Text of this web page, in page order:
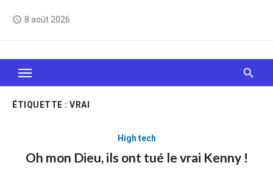
access_time 8 août 2026
Le Web, c'est comme une boîte de chocolats… On
sait jamais sur quoi on va tomber !
ÉTIQUETTE : VRAI
High tech
Oh mon Dieu, ils ont tué le vrai Kenny !